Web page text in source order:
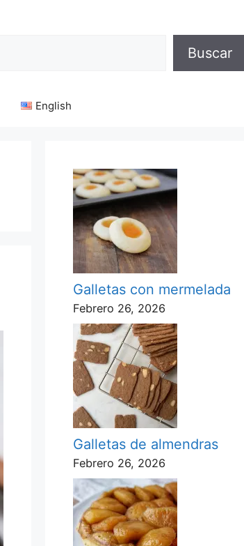
Buscar
English
Galletas con mermelada
Febrero 26, 2026
Galletas de almendras
Febrero 26, 2026